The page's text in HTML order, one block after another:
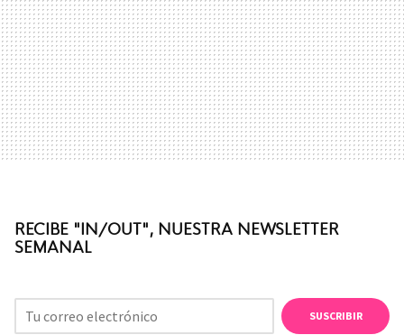
RECIBE "IN/OUT", NUESTRA NEWSLETTER
SEMANAL
SUSCRIBIR